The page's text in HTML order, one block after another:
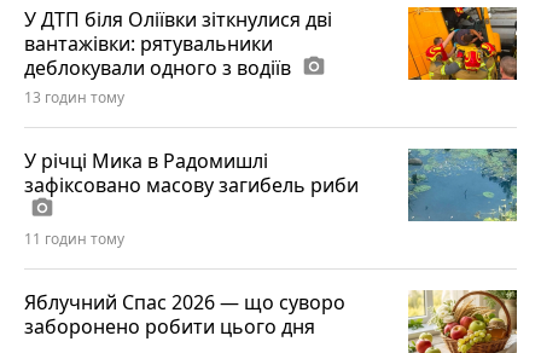
У ДТП біля Оліївки зіткнулися дві
вантажівки: рятувальники
деблокували одного з водіїв photo_camera
13 годин тому
У річці Мика в Радомишлі
зафіксовано масову загибель риби
photo_camera
11 годин тому
Яблучний Спас 2026 — що суворо
заборонено робити цього дня